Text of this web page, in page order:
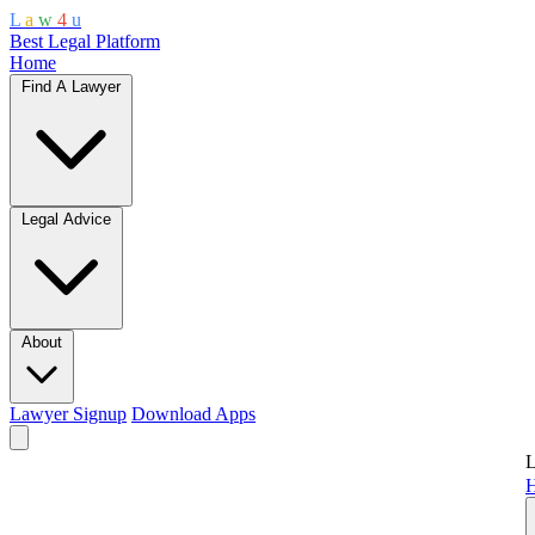
L a w 4 u
Best Legal Platform
Home
Find A Lawyer
Legal Advice
About
Lawyer Signup Download Apps